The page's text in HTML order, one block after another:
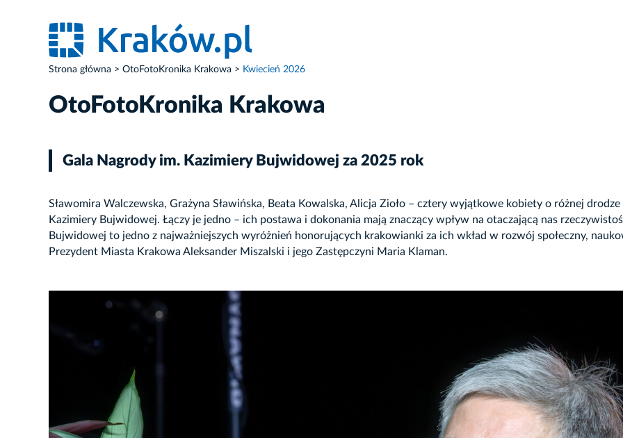
Strona główna OtoFotoKronika Krakowa Kwiecień 2026
OtoFotoKronika Krakowa
Gala Nagrody im. Kazimiery Bujwidowej za 2025 rok
Sławomira Walczewska, Grażyna Sławińska, Beata Kowalska, Alicja Zioło – cztery wyjątkowe kobiety o różnej
Kazimiery Bujwidowej. Łączy je jedno – ich postawa i dokonania mają znaczący wpływ na otaczającą nas
Bujwidowej to jedno z najważniejszych wyróżnień honorujących krakowianki za ich wkład w rozwój społeczny,
Prezydent Miasta Krakowa Aleksander Miszalski i jego Zastępczyni Maria Klaman.